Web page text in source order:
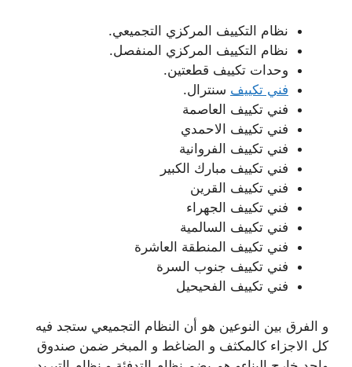
نظام التكييف المركزي التجميعي.
نظام التكييف المركزي المنفصل.
وحدات تكييف قطعتين.
فني تكييف سنترال.
فني تكييف العاصمة
فني تكييف الاحمدي
فني تكييف الفروانية
فني تكييف مبارك الكبير
فني تكييف القرين
فني تكييف الجهراء
فني تكييف السالمية
فني تكييف المنطقة العاشرة
فني تكييف جنوب السرة
فني تكييف الفحيحيل
و الفرق بين النوعين هو أن النظام التجميعي ستجد فيه
كل الاجزاء كالمكثف و الضاغط و المبخر ضمن صندوق